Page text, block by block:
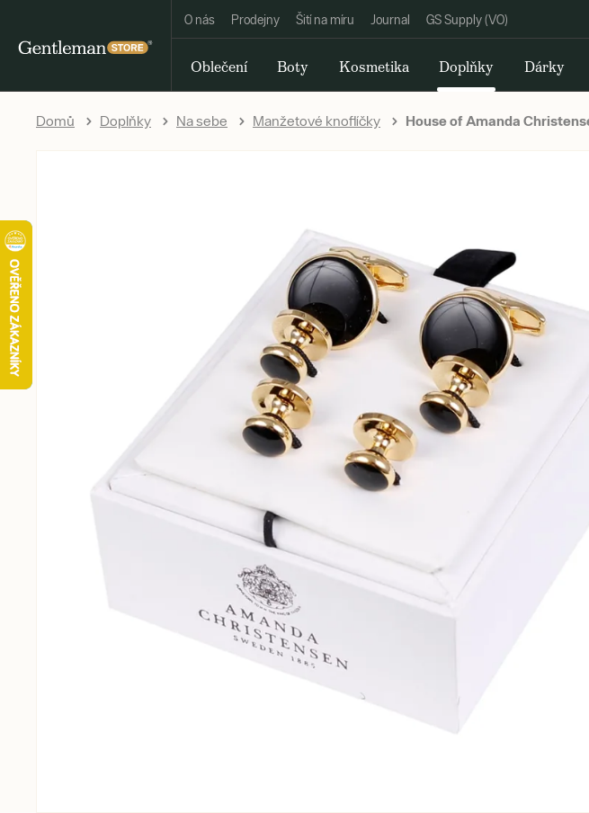
O nás Prodejny Šití na míru Journal GS Supply (VO)
Oblečení Boty Kosmetika Doplňky Dárky
Domů Doplňky Na sebe Manžetové knoflíčky House of Amanda